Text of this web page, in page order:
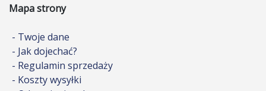
Mapa strony
- Twoje dane
- Jak dojechać?
- Regulamin sprzedaży
- Koszty wysyłki